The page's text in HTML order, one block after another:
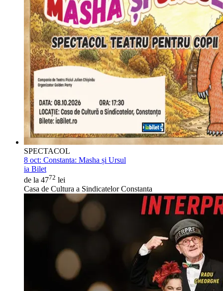
SPECTACOL
8 oct: Constanta: Masha și Ursul
ia Bilet
de la 4772 lei
Casa de Cultura a Sindicatelor Constanta